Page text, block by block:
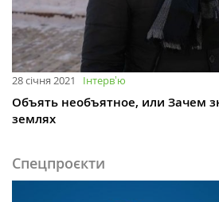
28 січня 2021 Інтервʼю
Объять необъятное, или Зачем
землях
Спецпроєкти